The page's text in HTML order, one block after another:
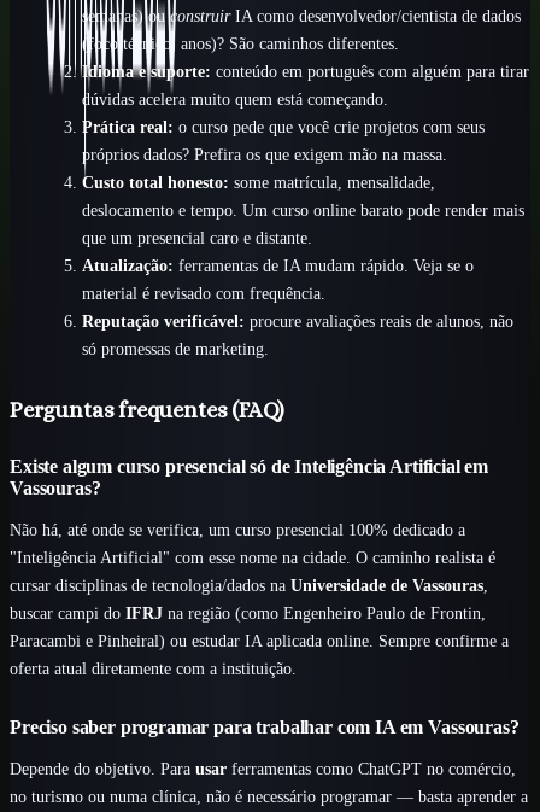
semanas) ouconstruirIA como desenvolvedor/cientista de dados
(foco técnico, anos)? São caminhos diferentes.
Idioma e suporte: conteúdo em português com alguém para tirar
dúvidas acelera muito quem está começando.
Prática real: o curso pede que você crie projetos com seus
próprios dados? Prefira os que exigem mão na massa.
Custo total honesto: some matrícula, mensalidade,
deslocamento e tempo. Um curso online barato pode render mais
que um presencial caro e distante.
Atualização: ferramentas de IA mudam rápido. Veja se o
material é revisado com frequência.
Reputação verificável: procure avaliações reais de alunos, não
só promessas de marketing.
Perguntas frequentes (FAQ)
Existe algum curso presencial só de Inteligência Artificial em
Vassouras?
Não há, até onde se verifica, um curso presencial 100% dedicado a
"Inteligência Artificial" com esse nome na cidade. O caminho realista é
cursar disciplinas de tecnologia/dados na Universidade de Vassouras
buscar campi do IFRJ na região (como Engenheiro Paulo de Frontin,
Paracambi e Pinheiral) ou estudar IA aplicada online. Sempre confirme a
oferta atual diretamente com a instituição.
Preciso saber programar para trabalhar com IA em Vassouras?
Depende do objetivo. Para usar ferramentas como ChatGPT no comércio,
no turismo ou numa clínica, não é necessário programar — basta aprender a